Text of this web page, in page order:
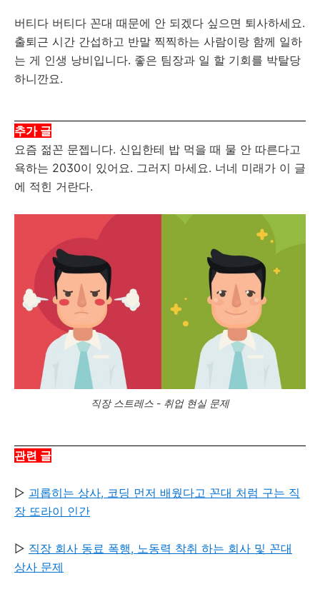
버티다 버티다 꼰대 때문에 안 되겠다 싶으면 퇴사하세요.
출퇴근 시간 간섭하고 반말 찍찍하는 사람이랑 함께 일하
는 게 인생 낭비입니다. 좋은 팀장과 일 할 기회를 박탈당
하니깐요.
추가 글
요즘 젊꼰 문젭니다. 신입한테 밥 먹을 때 물 안 따른다고
욕하는 2030이 있어요. 그러지 마세요. 너네 미래가 이 글
에 적힌 거란다.
직장 스트레스 - 취업 현실 문제
관련 글
▷ 괴롭히는 상사, 코딩 먼저 배웠다고 꼰대 처럼 구는 직
장 또라이 인간
▷ 직장 회사 동료 폭행, 노동력 착취 하는 회사 및 꼰대
상사 문제